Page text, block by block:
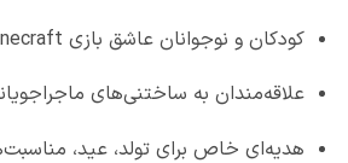
کودکان و نوجوانان عاشق بازی Minecraft
علاقه‌مندان به ساختنی‌های ماجراجویانه
هدیه‌ای خاص برای تولد، عید،